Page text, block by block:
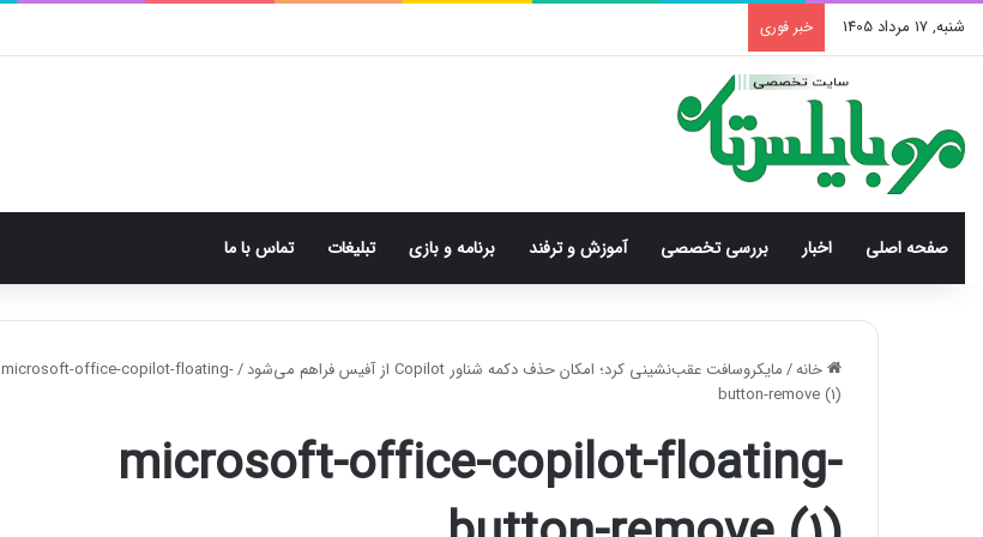
شنبه, 17 مرداد 1405 خبر فوری
صفحه اصلی اخبار بررسی‌ تخصصی آموزش و ترفند برنامه و بازی تبلیغات تماس با ما
خانه/مایکروسافت عقب‌نشینی کرد؛ امکان حذف دکمه شناور Copilot از آفیس فراهم می‌شود /
microsoft-office-copilot-floating-
button-remove (1)
microsoft-office-copilot-floating-